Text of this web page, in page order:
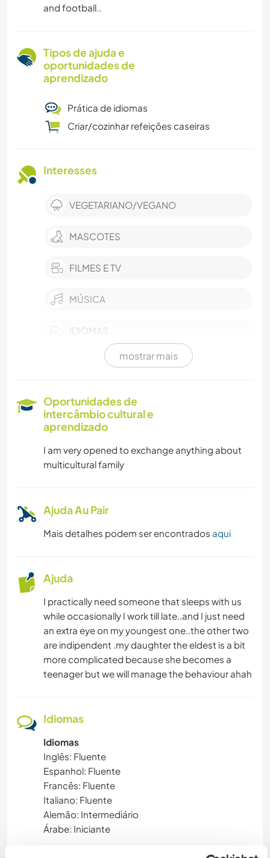
and football..
Tipos de ajuda e
oportunidades de
aprendizado
Prática de idiomas
Criar/cozinhar refeições caseiras
Interesses
VEGETARIANO/VEGANO
MASCOTES
FILMES E TV
MÚSICA
IDIOMAS
CULINÁRIA E COMIDA
ANIMAIS
YOGA/BEM-ESTAR
CICLISMO
PRAIA
mostrar mais
Oportunidades de
intercâmbio cultural e
aprendizado
I am very opened to exchange anything about
multicultural family
Ajuda Au Pair
Mais detalhes podem ser encontrados aqui
Ajuda
I practically need someone that sleeps with us
while occasionally I work till late..and I just need
an extra eye on my youngest one..the other two
are indipendent .my daughter the eldest is a bit
more complicated because she becomes a
teenager but we will manage the behaviour ahah
Idiomas
Idiomas
Inglês: Fluente
Espanhol: Fluente
Francês: Fluente
Italiano: Fluente
Alemão: Intermediário
Árabe: Iniciante
Este anfitrião oferece intercâmbio de idiomas